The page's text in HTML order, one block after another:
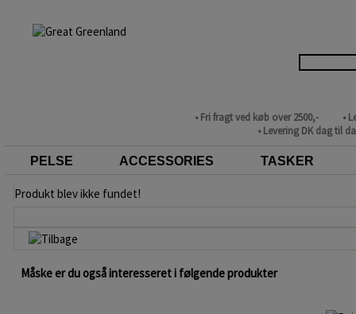
• Fri fragt ved køb over 2500,-
•
• Levering DK dag til
PELSE ACCESSORIES TASKER
Produkt blev ikke fundet!
Måske er du også interesseret i følgende produkter